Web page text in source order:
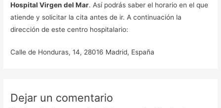
Hospital Virgen del Mar. Así podrás saber el horario en el que
atiende y solicitar la cita antes de ir. A continuación la
dirección de este centro hospitalario:
Calle de Honduras, 14, 28016 Madrid, España
Dejar un comentario